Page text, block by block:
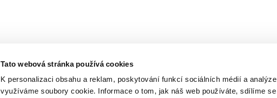
Tato webová stránka používá cookies
K personalizaci obsahu a reklam, poskytování funkcí sociálních médií a
využíváme soubory cookie. Informace o tom, jak náš web používáte, sdílíme